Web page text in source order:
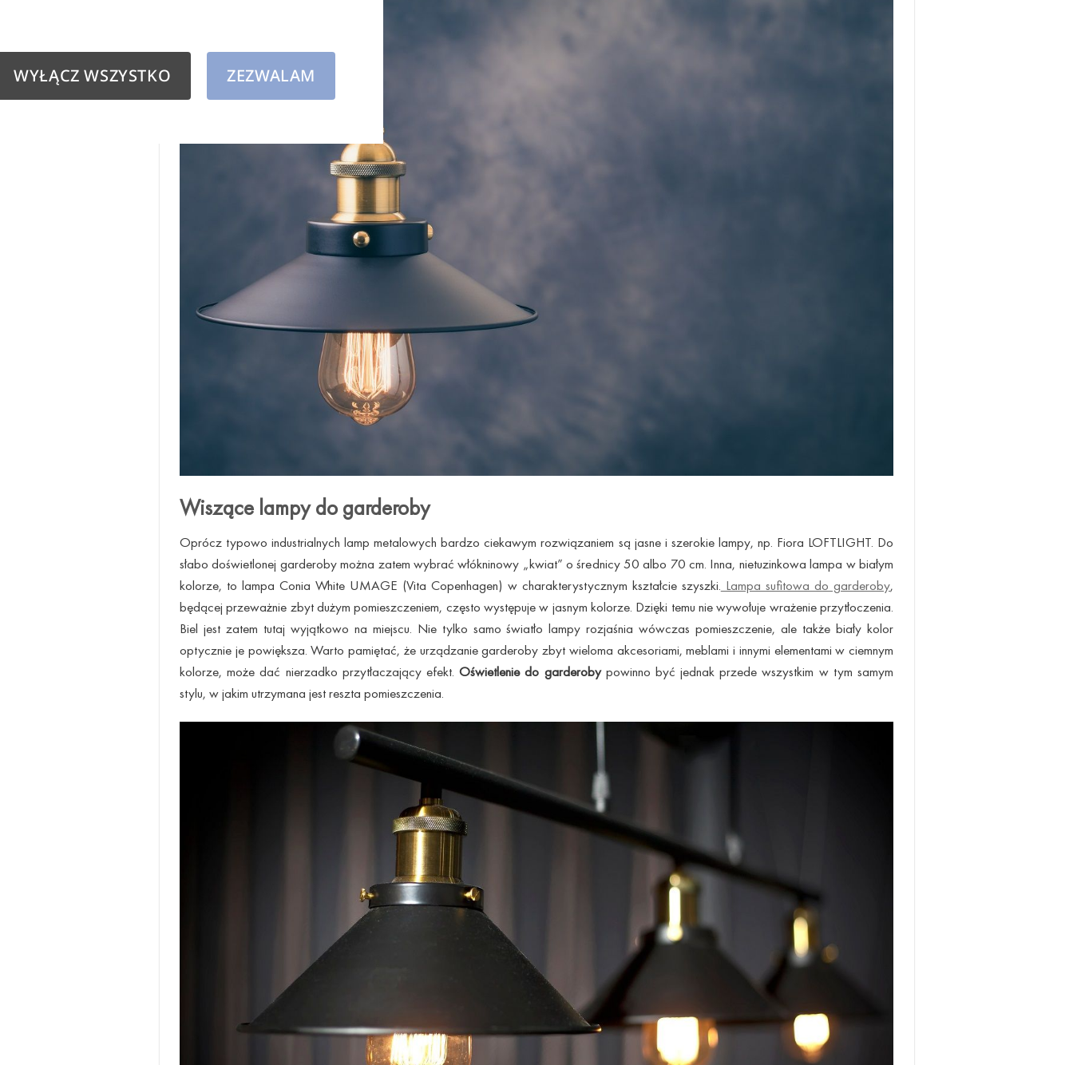
Wiszące lampy do garderoby
Oprócz typowo industrialnych lamp metalowych bardzo ciekawym rozwiązaniem są jasne i szerokie lampy, np. Fiora LOFTLIGHT. Do
słabo doświetlonej garderoby można zatem wybrać włókninowy „kwiat” o średnicy 50 albo 70 cm. Inna, nietuzinkowa lampa w białym
kolorze, to lampa Conia White UMAGE (Vita Copenhagen) w charakterystycznym kształcie szyszki. Lampa sufitowa do garderoby,
będącej przeważnie zbyt dużym pomieszczeniem, często występuje w jasnym kolorze. Dzięki temu nie wywołuje wrażenie przytłoczenia.
Biel jest zatem tutaj wyjątkowo na miejscu. Nie tylko samo światło lampy rozjaśnia wówczas pomieszczenie, ale także biały kolor
optycznie je powiększa. Warto pamiętać, że urządzanie garderoby zbyt wieloma akcesoriami, meblami i innymi elementami w ciemnym
kolorze, może dać nierzadko przytłaczający efekt.Oświetlenie do garderobypowinno być jednak przede wszystkim w tym samym
stylu, w jakim utrzymana jest reszta pomieszczenia.
WYŁĄCZ WSZYSTKO ZEZWALAM